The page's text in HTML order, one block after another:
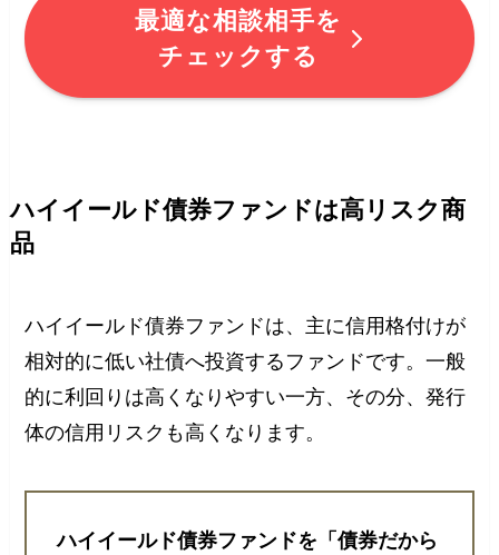
最適な相談相手を
チェックする
ハイイールド債券ファンドは高リスク商
品
ハイイールド債券ファンドは、主に信用格付けが
相対的に低い社債へ投資するファンドです。一般
的に利回りは高くなりやすい一方、その分、発行
体の信用リスクも高くなります。
ハイイールド債券ファンドを「債券だから